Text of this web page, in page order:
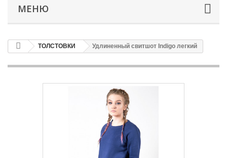
МЕНЮ
ТОЛСТОВКИ Удлиненный свитшот Indigo легкий